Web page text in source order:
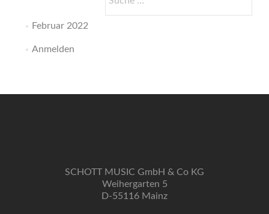
nach:
Februar 2022
Anmelden
SCHOTT MUSIC GmbH & Co KG
Weihergarten 5
D-55116 Mainz